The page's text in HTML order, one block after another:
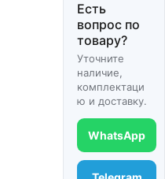
Есть
вопрос по
товару?
Уточните
наличие,
комплектаци
ю и доставку.
WhatsApp